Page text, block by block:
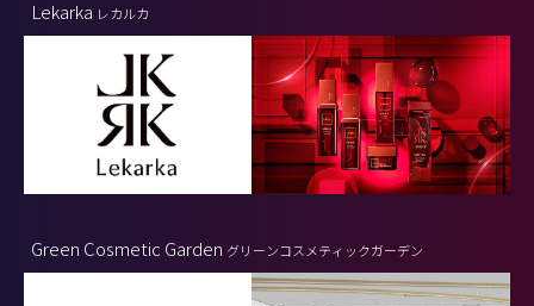
Lekarka レカルカ
Green Cosmetic Garden グリーンコスメティックガーデン